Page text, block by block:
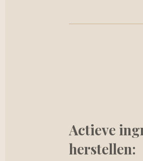
Actieve
herstellen: